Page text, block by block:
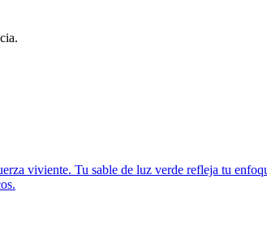
viviente. Tu sable de luz verde refleja tu